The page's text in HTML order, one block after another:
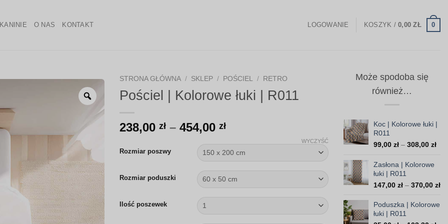
O NAS KONTAKT LOGOWANIE KOSZYK /0,00ZŁ 0
Zoom
STRONA GŁÓWNA / SKLEP / POŚCIEL / RETRO
Pościel | Kolorowe łuki | R011
238,00 zł – 454,00 złZakres
od
238,00 zł
do
454,00 zł
Rozmiar poszwy
Rozmiar poduszki
Ilość poszewek
WYCZYŚĆ
Może spodoba się
również…
Koc | Kolorowe łuki |
R011
99,00 zł – 308,00 zł
do
Zasłona | Kolorowe
łuki | R011
147,00 zł – 370,00 zł
Poduszka | Kolorowe
łuki | R011